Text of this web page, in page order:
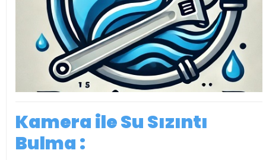
Kamera ile Su Sızıntı
Bulma :